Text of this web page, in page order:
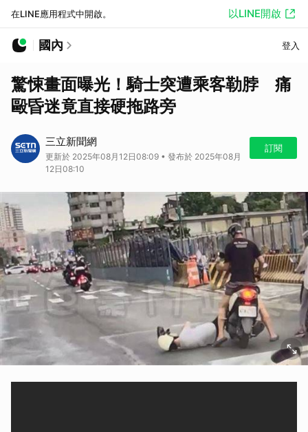
在LINE應用程式中開啟。 以LINE開啟
國內 登入
驚悚畫面曝光！騎士突遭乘客勒脖 痛
毆昏迷竟直接硬拖路旁
三立新聞網
更新於 2025年08月12日08:09 • 發布於 2025年08月
12日08:10
訂閱